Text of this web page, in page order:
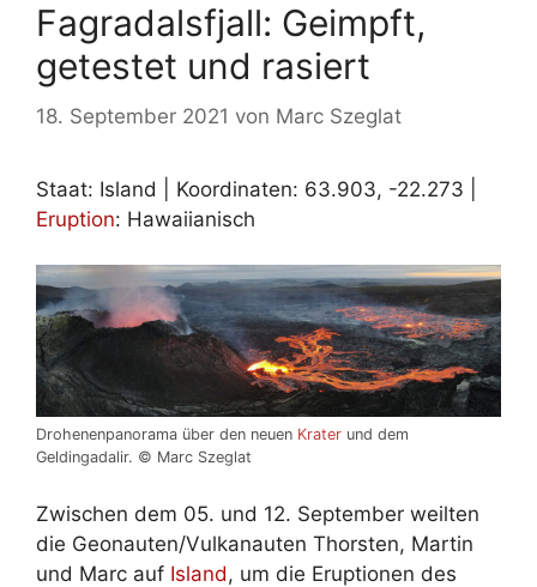
Fagradalsfjall: Geimpft,
getestet und rasiert
18. September 2021 von Marc Szeglat
Staat: Island | Koordinaten: 63.903, -22.273 |
Eruption: Hawaiianisch
Drohenenpanorama über den neuen Krater und dem
Geldingadalir. © Marc Szeglat
Zwischen dem 05. und 12. September weilten
die Geonauten/Vulkanauten Thorsten, Martin
und Marc auf Island, um die Eruptionen des